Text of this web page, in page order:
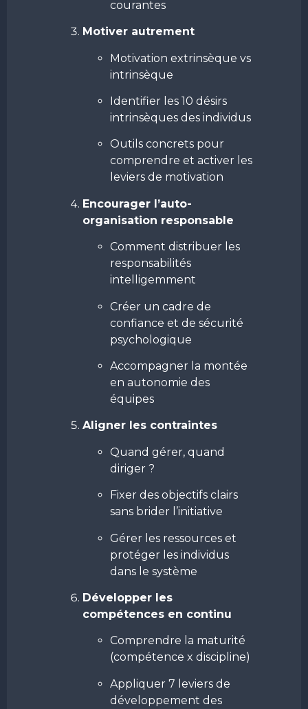
courantes
Motiver autrement
Motivation extrinsèque vs
intrinsèque
Identifier les 10 désirs
intrinsèques des individus
Outils concrets pour
comprendre et activer les
leviers de motivation
Encourager l’auto-
organisation responsable
Comment distribuer les
responsabilités
intelligemment
Créer un cadre de
confiance et de sécurité
psychologique
Accompagner la montée
en autonomie des
équipes
Aligner les contraintes
Quand gérer, quand
diriger ?
Fixer des objectifs clairs
sans brider l’initiative
Gérer les ressources et
protéger les individus
dans le système
Développer les
compétences en continu
Comprendre la maturité
(compétence x discipline)
Appliquer 7 leviers de
développement des